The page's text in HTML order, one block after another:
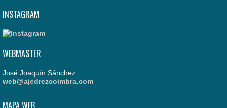
INSTAGRAM
WEBMASTER
José Joaquín Sánchez
web@ajedrezcoimbra.com
MAPA WEB